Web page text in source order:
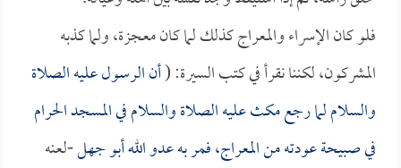
فلو كان الإسراء والمعراج كذلك لما كان معجزة، ولما كذبه
المشركون، لكننا نقرأ في كتب السيرة: (أن الرسول عليه الصلاة
والسلام لما رجع مكث عليه الصلاة والسلام في المسجد الحرام
في صبيحة عودته من المعراج، فمر به عدو اللهأبو جهل-لعنه